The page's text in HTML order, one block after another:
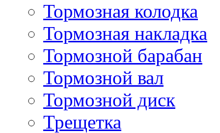
Тормозная колодка
Тормозная накладка
Тормозной барабан
Тормозной вал
Тормозной диск
Трещетка